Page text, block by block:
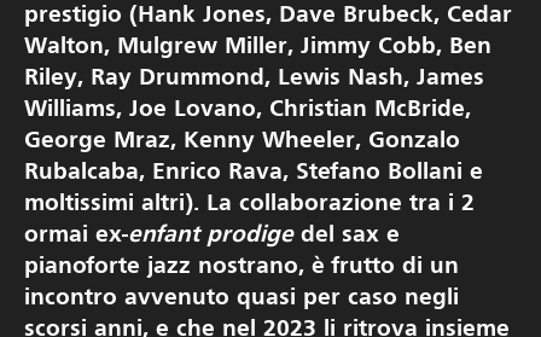
prestigio (Hank Jones, Dave Brubeck, Cedar
Walton, Mulgrew Miller, Jimmy Cobb, Ben
Riley, Ray Drummond, Lewis Nash, James
Williams, Joe Lovano, Christian McBride,
George Mraz, Kenny Wheeler, Gonzalo
Rubalcaba, Enrico Rava, Stefano Bollani e
moltissimi altri). La collaborazione tra i 2
ormai ex-enfant prodigedel sax e
pianoforte jazz nostrano, è frutto di un
incontro avvenuto quasi per caso negli
scorsi anni, e che nel 2023 li ritrova insieme